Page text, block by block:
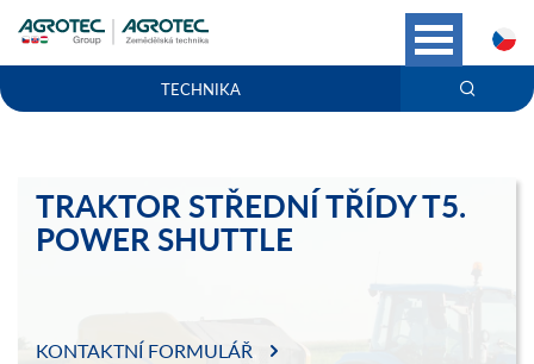
TECHNIKA
TRAKTOR STŘEDNÍ TŘÍDY T5.
POWER SHUTTLE
KONTAKTNÍ FORMULÁŘ